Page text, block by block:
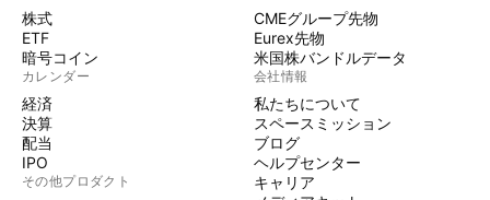
株式
ETF
暗号コイン
カレンダー
経済
決算
配当
IPO
その他プロダクト
CMEグループ先物
Eurex先物
米国株バンドルデータ
会社情報
私たちについて
スペースミッション
ブログ
ヘルプセンター
キャリア